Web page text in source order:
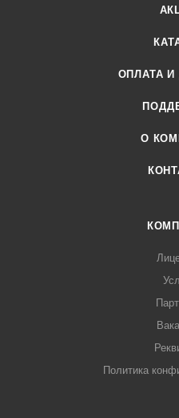
ОПЛАТА И
О
Политика